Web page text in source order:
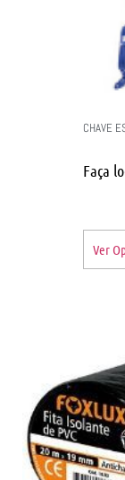
CHAVE
Faça
Ver